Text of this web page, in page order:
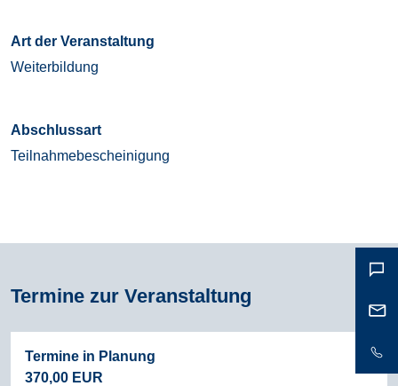
Art der Veranstaltung
Weiterbildung
Abschlussart
Teilnahmebescheinigung
Termine zur Veranstaltung
Termine in Planung
370,00 EUR